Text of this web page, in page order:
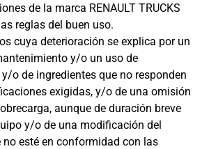
de la marca RENAULT TRUCKS
reglas del buen uso.
cuya deterioración se explica por un
y/o un uso de
o de ingredientes que no responden
exigidas, y/o de una omisión
aunque de duración breve
y/o de una modificación del
no esté en conformidad con las